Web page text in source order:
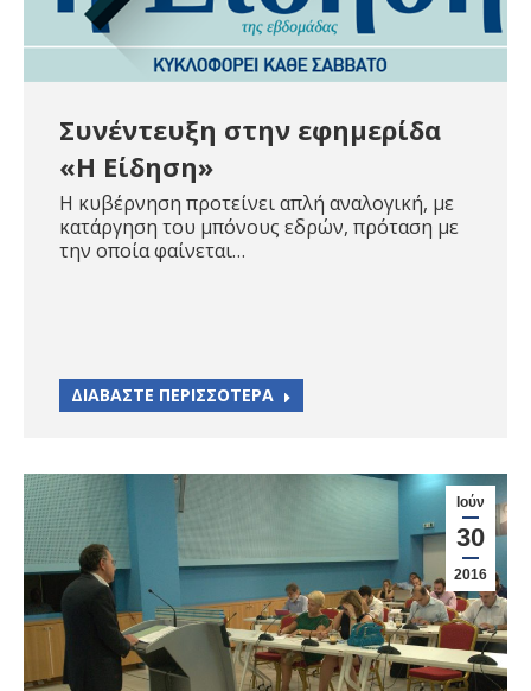
Συνέντευξη στην εφημερίδα
«Η Είδηση»
Η κυβέρνηση προτείνει απλή αναλογική, με
κατάργηση του μπόνους εδρών, πρόταση με
την οποία φαίνεται…
ΔΙΑΒΑΣΤΕ ΠΕΡΙΣΣΟΤΕΡΑ
Ιούν
30
2016